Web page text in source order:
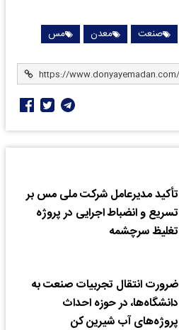
صنعت معدن مس
تأکید مدیرعامل شرکت ملی مس بر
تسریع و انضباط اجرایی در پروژه
تغلیظ سرچشمه
ضرورت انتقال تجربیات صنعت به
دانشگاه‌ها، در حوزه احداث
پروژه‌های آب شیرین کن